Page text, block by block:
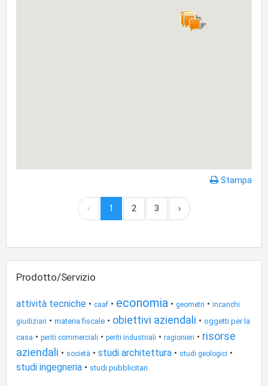
Stampa
‹ 1 2 3 ›
Prodotto/Servizio
attività tecniche • caaf • economia • geometri • incarichi
giudiziari • materia fiscale • obiettivi aziendali • oggetti per la
casa • periti commerciali • periti industriali • ragionieri • risorse
aziendali • società • studi architettura • studi geologici •
studi ingegneria • studi pubblicitari